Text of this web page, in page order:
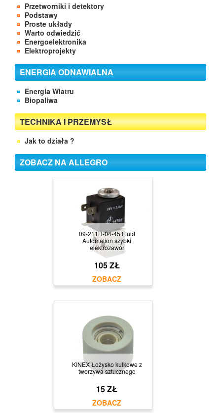
Przetworniki i detektory
Podstawy
Proste układy
Warto odwiedzić
Energoelektronika
Elektroprojekty
ENERGIA ODNAWIALNA
Energia Wiatru
Biopaliwa
TECHNIKA I PRZEMYSŁ
Jak to działa ?
ZOBACZ NA ALLEGRO
09-211H-04-45 Fluid
Automation szybki
elektrozawór
105 ZŁ
KINEX Łożysko kulkowe z
tworzywa sztucznego
15 ZŁ